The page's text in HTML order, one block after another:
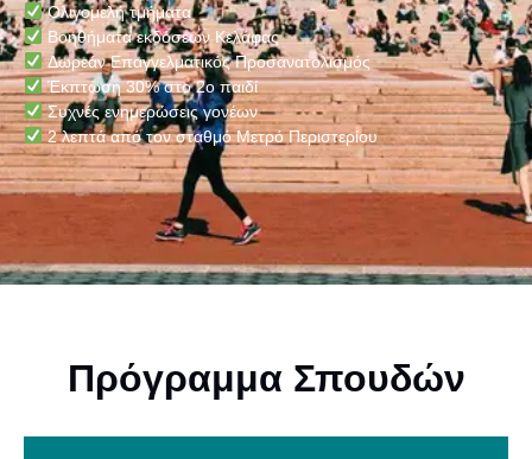
Ολιγομελή τμήματα
Βοηθήματα εκδόσεων Κελάφας
Δωρεάν Επαγγελματικός Προσανατολισμός
Έκπτωση 30% στο 2ο παιδί
Συχνές ενημερώσεις γονέων
2 λεπτά από τον σταθμό Μετρό Περιστερίου
Πρόγραμμα Σπουδών